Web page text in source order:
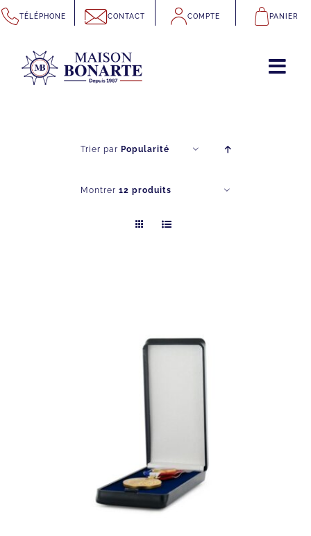
Passer
au
contenu
TÉLÉPHONE CONTACT COMPTE PANIER
Trier par Popularité
Montrer 12 produits